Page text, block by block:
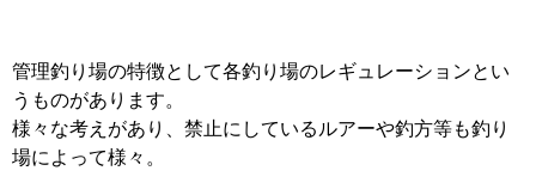
管理釣り場の特徴として各釣り場のレギュレーションとい
うものがあります。
様々な考えがあり、禁止にしているルアーや釣方等も釣り
場によって様々。